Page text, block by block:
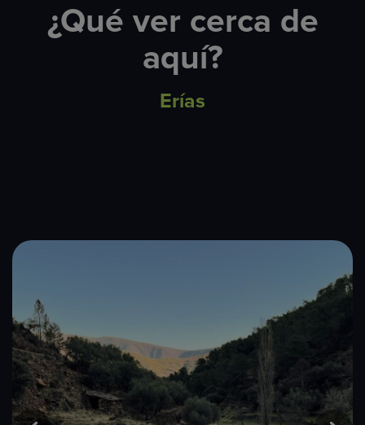
¿Qué ver cerca de
aquí?
Erías